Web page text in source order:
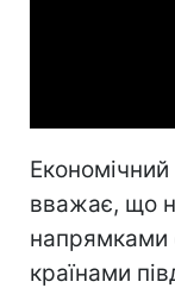
вважає, що
напрямками
країнами